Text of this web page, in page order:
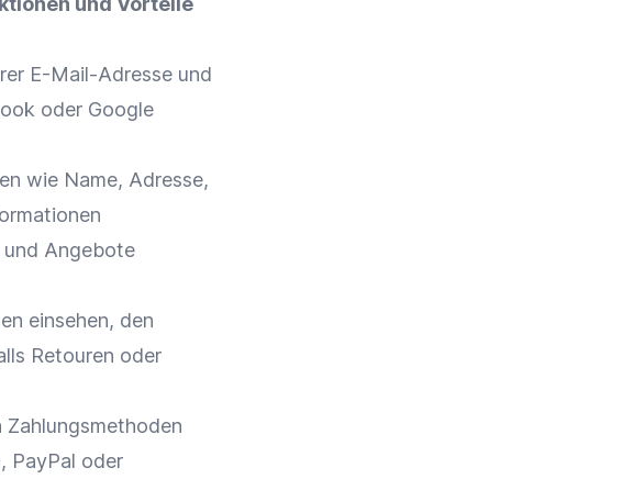
E-Mail-Adresse und
oder Google
wie Name, Adresse,
und Angebote
einsehen, den
Retouren oder
Zahlungsmethoden
PayPal oder